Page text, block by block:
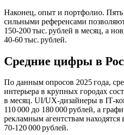
Наконец, опыт и портфолио. Пять
сильными референсами
150‑200 тыс. рублей в месяц, а
40‑60 тыс. рублей.
Средние цифры в
По данным опросов 2025 года,
интерьера в крупных городах
в месяц. UI/UX‑дизайнеры в
110 000 до 180 000 рублей, а
рекламным агентствам находятся
70‑120 000 рублей.